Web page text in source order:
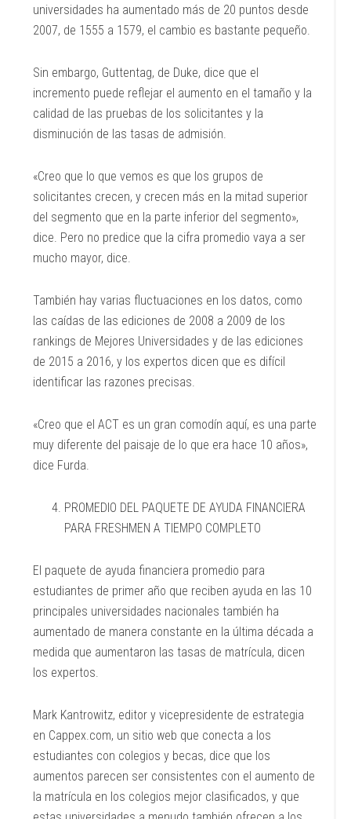
universidades ha aumentado más de 20 puntos desde
2007, de 1555 a 1579, el cambio es bastante pequeño.
Sin embargo, Guttentag, de Duke, dice que el
incremento puede reflejar el aumento en el tamaño y la
calidad de las pruebas de los solicitantes y la
disminución de las tasas de admisión.
«Creo que lo que vemos es que los grupos de
solicitantes crecen, y crecen más en la mitad superior
del segmento que en la parte inferior del segmento»,
dice. Pero no predice que la cifra promedio vaya a ser
mucho mayor, dice.
También hay varias fluctuaciones en los datos, como
las caídas de las ediciones de 2008 a 2009 de los
rankings de Mejores Universidades y de las ediciones
de 2015 a 2016, y los expertos dicen que es difícil
identificar las razones precisas.
«Creo que el ACT es un gran comodín aquí, es una parte
muy diferente del paisaje de lo que era hace 10 años»,
dice Furda.
PROMEDIO DEL PAQUETE DE AYUDA FINANCIERA
PARA FRESHMEN A TIEMPO COMPLETO
El paquete de ayuda financiera promedio para
estudiantes de primer año que reciben ayuda en las 10
principales universidades nacionales también ha
aumentado de manera constante en la última década a
medida que aumentaron las tasas de matrícula, dicen
los expertos.
Mark Kantrowitz, editor y vicepresidente de estrategia
en Cappex.com, un sitio web que conecta a los
estudiantes con colegios y becas, dice que los
aumentos parecen ser consistentes con el aumento de
la matrícula en los colegios mejor clasificados, y que